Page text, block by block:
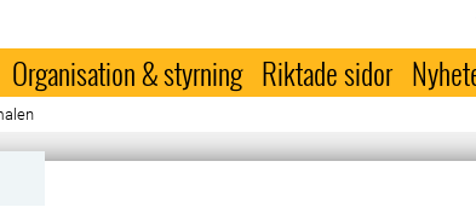
Organisation & styrning Riktade sidor